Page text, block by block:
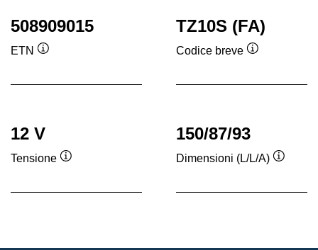
508909015
ETN
TZ10S (FA)
Codice breve
12 V
Tensione
150/87/93
Dimensioni (L/L/A)